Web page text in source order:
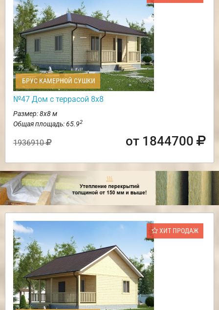
БРУС КАМЕРНОЙ СУШКИ
№47 Дом с террасой 8х8
Размер: 8х8 м
Общая площадь: 65.92
1936910 от 1844700
ХИТ ПРОДАЖ